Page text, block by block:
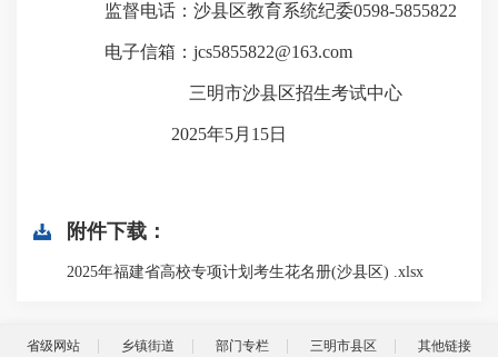
监督电话：沙县区教育系统纪委0598-5855822
电子信箱：jcs5855822@163.com
三明市沙县区招生考试中心
2025年5月15日
附件下载：
2025年福建省高校专项计划考生花名册(沙县区) .xlsx
省级网站 乡镇街道 部门专栏 三明市县区 其他链接